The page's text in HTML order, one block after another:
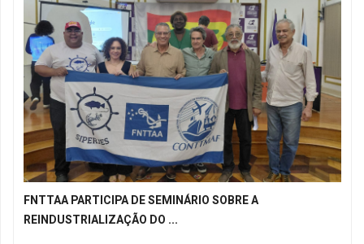
FNTTAA PARTICIPA DE SEMINÁRIO SOBRE A
REINDUSTRIALIZAÇÃO DO ...